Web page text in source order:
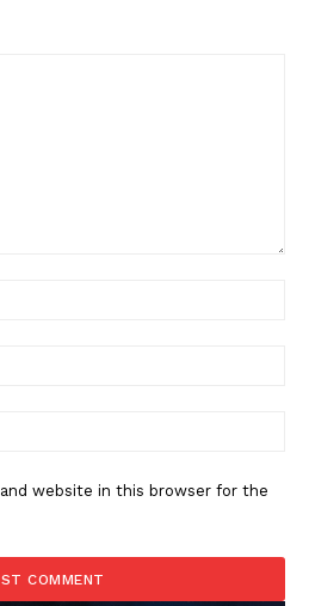
website in this browser for the